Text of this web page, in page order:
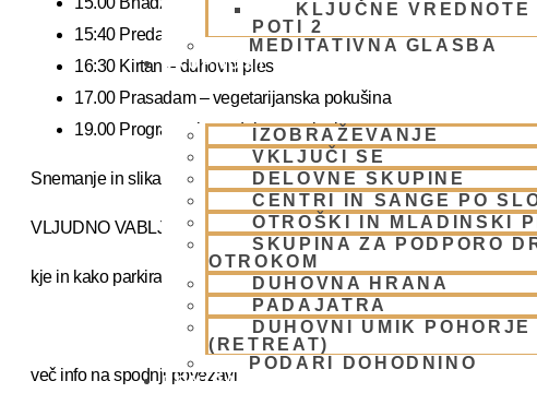
KLJUČNE VREDNOTE
POTI 2
MEDITATIVNA GLASBA
SKUPNOST
IZOBRAŽEVANJE
VKLJUČI SE
DELOVNE SKUPINE
CENTRI IN SANGE PO
OTROŠKI IN MLADINSKI
SKUPINA ZA PODPORO
OTROKOM
DUHOVNA HRANA
PADAJATRA
DUHOVNI UMIK POHORJE
(RETREAT)
PODARI DOHODNINO
DONIRAJ
15:40 Predavanje – predavanja iz zakladnice Ved o karmi,
16:30 Kirtan – duhovni ples
17.00 Prasadam – vegetarijanska pokušina
19.00 Program plus – duhovna glasba
Snemanje in slikanje gostov je v templju prepovedano. Lahko pa
VLJUDNO VABLJENI
kje in kako parkirati – https://www.harekrisna.net/parkiranje/
več info na spodnji povezavi